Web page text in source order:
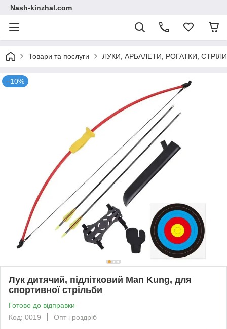
Nash-kinzhal.com
Товари та послуги ЛУКИ, АРБАЛЕТИ, РОГАТКИ,
–10%
Лук дитячий, підлітковий Man Kung, для
спортивної стрільби
Готово до відправки
Код: 0019
Опт і роздріб